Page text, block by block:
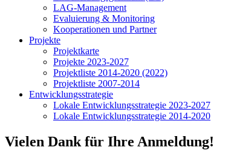
LAG-Management
Evaluierung & Monitoring
Kooperationen und Partner
Projekte
Projektkarte
Projekte 2023-2027
Projektliste 2014-2020 (2022)
Projektliste 2007-2014
Entwicklungsstrategie
Lokale Entwicklungsstrategie 2023-2027
Lokale Entwicklungsstrategie 2014-2020
Vielen Dank für Ihre Anmeldung!